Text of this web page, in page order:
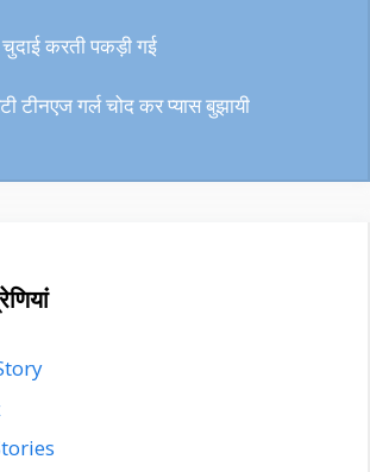
चुदाई करती पकड़ी गई
टीनएज गर्ल चोद कर प्यास बुझायी